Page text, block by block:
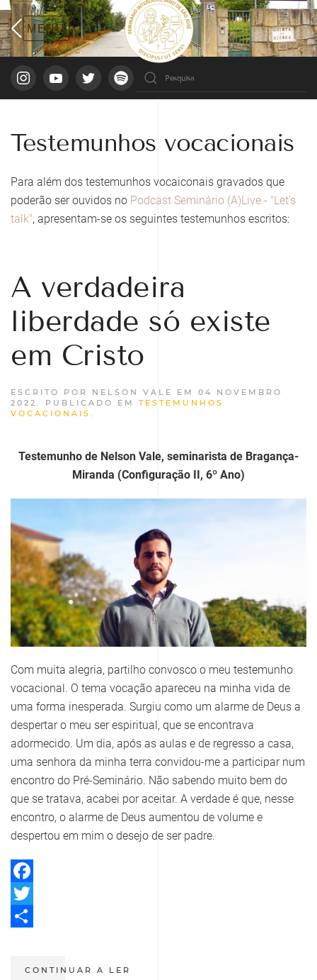
Testemunhos vocacionais
Para além dos testemunhos vocaiconais gravados que
poderão ser ouvidos no Podcast Seminário (A)Live - "Let's
talk", apresentam-se os seguintes testemunhos escritos:
A verdadeira
liberdade só existe
em Cristo
ESCRITO POR NELSON VALE EM 04 NOVEMBRO
2022 . PUBLICADO EM TESTEMUNHOS
VOCACIONAIS .
Testemunho de Nelson Vale, seminarista de Bragança-
Miranda (Configuração II, 6º Ano)
Com muita alegria, partilho convosco o meu testemunho
vocacional. O tema vocação apareceu na minha vida de
uma forma inesperada. Surgiu como um alarme de Deus a
despertar o meu ser espiritual, que se encontrava
adormecido. Um dia, após as aulas e de regresso a casa,
uma senhora da minha terra convidou-me a participar num
encontro do Pré-Seminário. Não sabendo muito bem do
que se tratava, acabei por aceitar. A verdade é que, nesse
encontro, o alarme de Deus aumentou de volume e
despertou em mim o desejo de ser padre.
Facebook
Twitter
CONTINUAR A LER